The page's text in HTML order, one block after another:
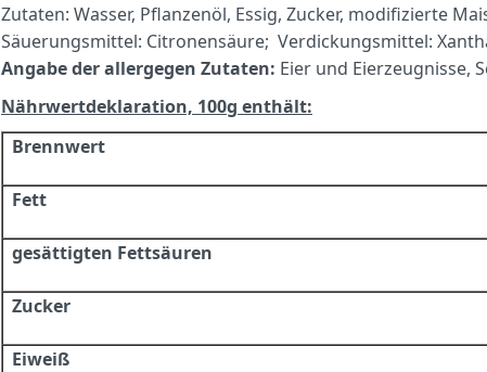
Zutaten: Wasser, Pflanzenöl, Essig, Zucker, modifizierte
Säuerungsmittel: Citronensäure; Verdickungsmittel:
Angabe der allergegen Zutaten: Eier und Eierzeugnisse,
Nährwertdeklaration, 100g enthält:
Brennwert
Fett
gesättigten Fettsäuren
Zucker
Eiweiß